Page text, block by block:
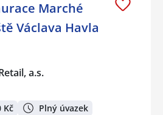
Marché
Václava Havla
a.s.
Kč
Plný úvazek